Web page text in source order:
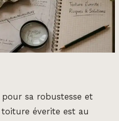
sa robustesse et
éverite est au